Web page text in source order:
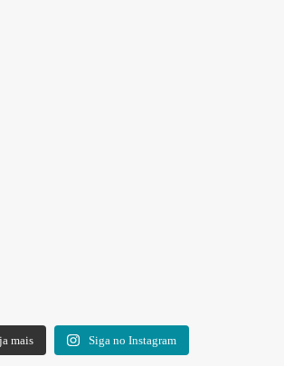
mais Siga no Instagram